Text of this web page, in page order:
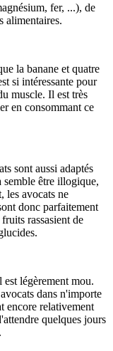
fer, ...), de
alimentaires.
la banane et quatre
si intéressante pour
muscle. Il est très
en consommant ce
sont aussi adaptés
semble être illogique,
les avocats ne
donc parfaitement
rassasient de
légèrement mou.
dans n'importe
encore relativement
quelques jours